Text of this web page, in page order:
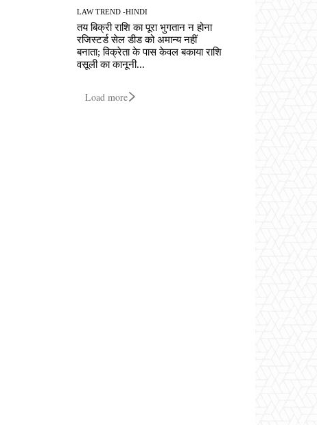
LAW TREND -HINDI
तय बिक्री राशि का पूरा भुगतान न होना
रजिस्टर्ड सेल डीड को अमान्य नहीं
बनाता; विक्रेता के पास केवल बकाया राशि
वसूली का कानूनी...
Load more